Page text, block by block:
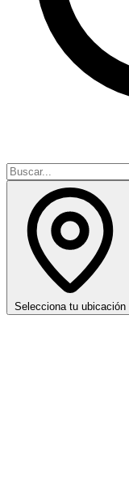
Selecciona tu ubicación